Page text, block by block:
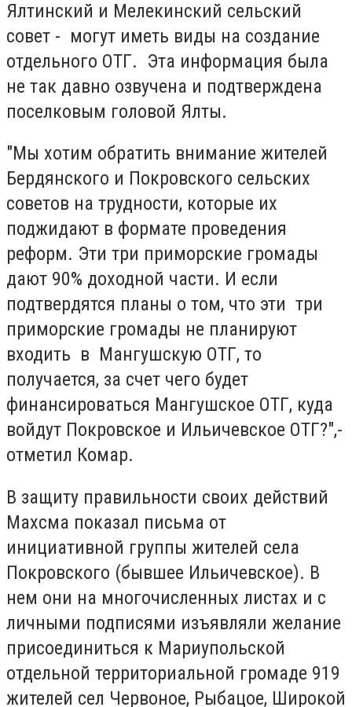
Ялтинский и Мелекинский сельский
совет - могут иметь виды на создание
отдельного ОТГ. Эта информация была
не так давно озвучена и подтверждена
поселковым головой Ялты.
"Мы хотим обратить внимание жителей
Бердянского и Покровского сельских
советов на трудности, которые их
поджидают в формате проведения
реформ. Эти три приморские громады
дают 90% доходной части. И если
подтвердятся планы о том, что эти три
приморские громады не планируют
входить в Мангушскую ОТГ, то
получается, за счет чего будет
финансироваться Мангушское ОТГ, куда
войдут Покровское и Ильичевское ОТГ?",-
отметил Комар.
В защиту правильности своих действий
Махсма показал письма от
инициативной группы жителей села
Покровского (бывшее Ильичевское). В
нем они на многочисленных листах и с
личными подписями изъявляли желание
присоединиться к Мариупольской
отдельной территориальной громаде 919
жителей сел Червоное, Рыбацое, Широкой